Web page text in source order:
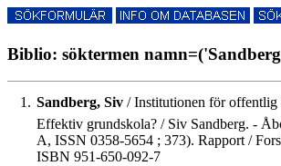
Biblio: söktermen
1. Sandberg, Siv / Institutionen för
Effektiv grundskola? / Siv Sandberg. -
A, ISSN 0358-5654 ; 373). Rapport /
ISBN 951-650-092-7